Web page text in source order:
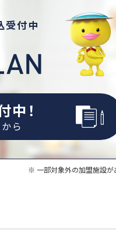
受付中
中！
ら
一部対象外の加盟施設が